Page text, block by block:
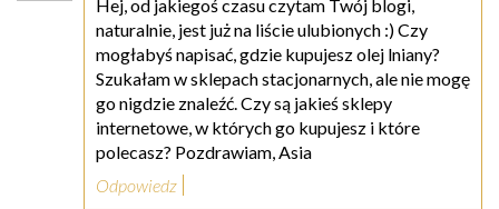
Hej, od jakiegoś czasu czytam Twój blogi,
naturalnie, jest już na liście ulubionych :) Czy
mogłabyś napisać, gdzie kupujesz olej lniany?
Szukałam w sklepach stacjonarnych, ale nie mogę
go nigdzie znaleźć. Czy są jakieś sklepy
internetowe, w których go kupujesz i które
polecasz? Pozdrawiam, Asia
Odpowiedz